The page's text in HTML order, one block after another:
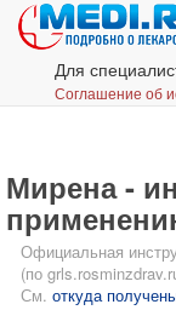
Для
Соглашение об
Мирена -
Официальная
(по
См. откуда